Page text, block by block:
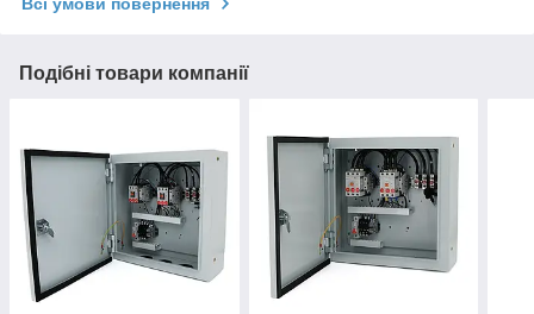
Всі умови повернення
Подібні товари компанії